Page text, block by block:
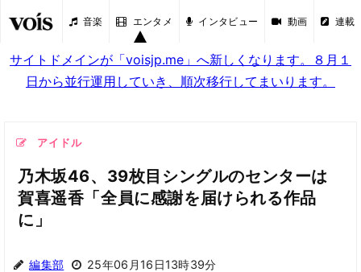
音楽 エンタメ インタビュー 動画 連載
サイトドメインが「voisjp.me」へ新しくなります。８月１
日から並行運用していき、順次移行してまいります。
アイドル
乃木坂46、39枚目シングルのセンターは
賀喜遥香「全員に感謝を届けられる作品
に」
編集部 25年06月16日13時39分